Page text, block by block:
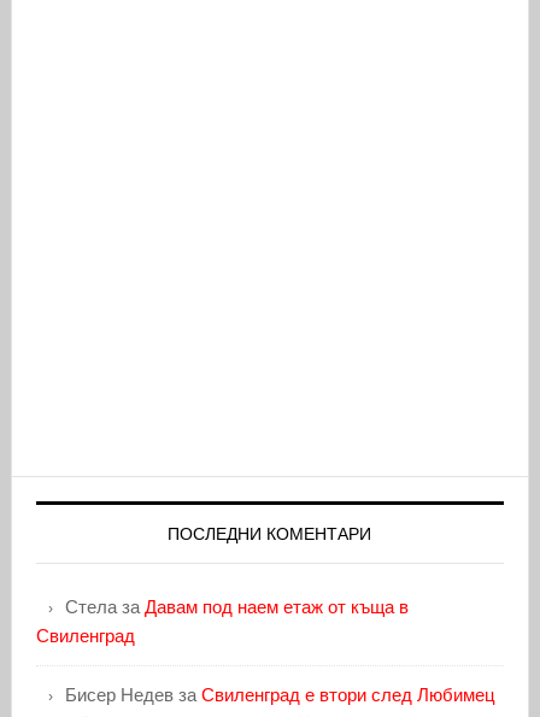
ПОСЛЕДНИ КОМЕНТАРИ
Стелаза Давам под наем етаж от къща в
Свиленград
Бисер Недевза Свиленград е втори след Любимец